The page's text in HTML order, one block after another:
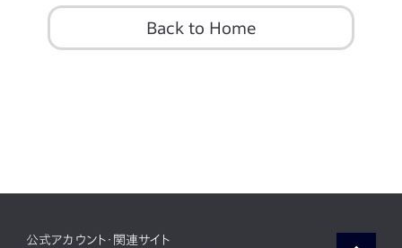
Back to Home
公式アカウント・関連サイト